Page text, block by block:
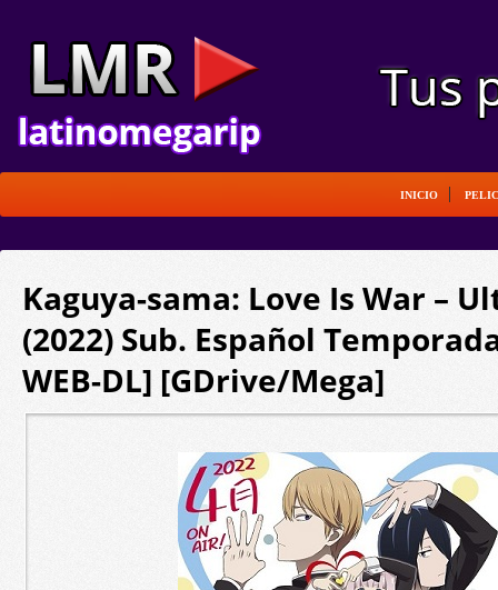
INICIO
Kaguya-sama: Love Is War –
(2022) Sub. Español
WEB-DL] [GDrive/Mega]